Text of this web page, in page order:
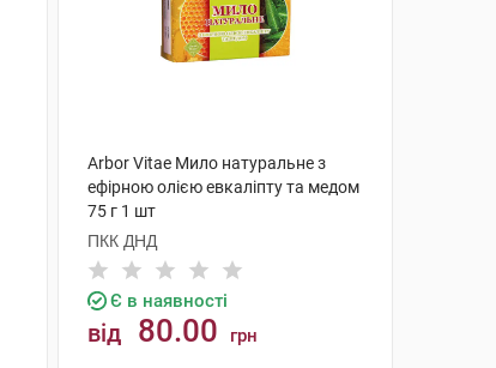
Arbor Vitae Мило натуральне з
ефірною олією евкаліпту та медом
75 г 1 шт
ПКК ДНД
Є в наявності
від 80.00 грн